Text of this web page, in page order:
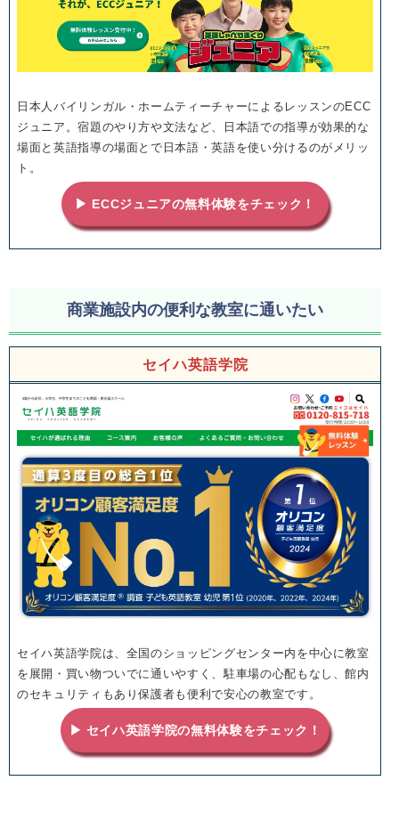
日本人バイリンガル・ホームティーチャーによるレッスンのECC
ジュニア。宿題のやり方や文法など、日本語での指導が効果的な
場面と英語指導の場面とで日本語・英語を使い分けるのがメリッ
ト。
▶ ECCジュニアの無料体験をチェック！
商業施設内の便利な教室に通いたい
セイハ英語学院
セイハ英語学院は、全国のショッピングセンター内を中心に教室
を展開・買い物ついでに通いやすく、駐車場の心配もなし、館内
のセキュリティもあり保護者も便利で安心の教室です。
▶ セイハ英語学院の無料体験をチェック！